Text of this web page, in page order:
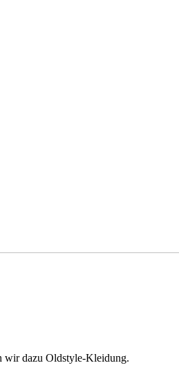
wir dazu Oldstyle-Kleidung.